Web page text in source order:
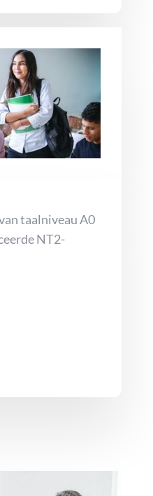
taalniveau A0
NT2-